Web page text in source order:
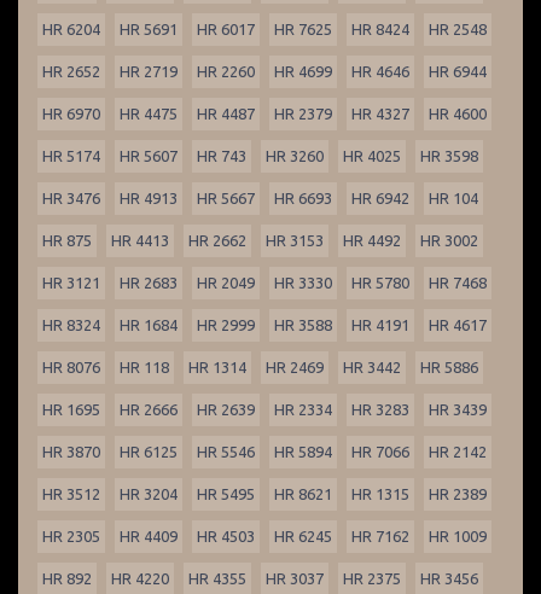
HR 6204 HR 5691 HR 6017 HR 7625 HR 8424 HR 2548
HR 2652 HR 2719 HR 2260 HR 4699 HR 4646 HR 6944
HR 6970 HR 4475 HR 4487 HR 2379 HR 4327 HR 4600
HR 5174 HR 5607 HR 743 HR 3260 HR 4025 HR 3598
HR 3476 HR 4913 HR 5667 HR 6693 HR 6942 HR 104
HR 875 HR 4413 HR 2662 HR 3153 HR 4492 HR 3002
HR 3121 HR 2683 HR 2049 HR 3330 HR 5780 HR 7468
HR 8324 HR 1684 HR 2999 HR 3588 HR 4191 HR 4617
HR 8076 HR 118 HR 1314 HR 2469 HR 3442 HR 5886
HR 1695 HR 2666 HR 2639 HR 2334 HR 3283 HR 3439
HR 3870 HR 6125 HR 5546 HR 5894 HR 7066 HR 2142
HR 3512 HR 3204 HR 5495 HR 8621 HR 1315 HR 2389
HR 2305 HR 4409 HR 4503 HR 6245 HR 7162 HR 1009
HR 892 HR 4220 HR 4355 HR 3037 HR 2375 HR 3456